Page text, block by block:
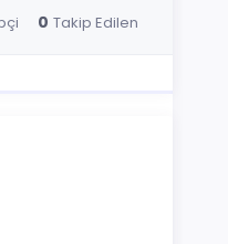
0 Takip Edilen